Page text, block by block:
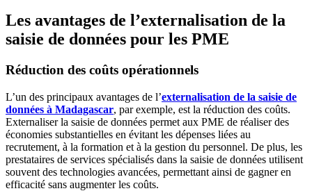
Les avantages de l’externalisation de la
saisie de données pour les PME
Réduction des coûts opérationnels
L’un des principaux avantages de l’externalisation de la saisie de
données à Madagascar, par exemple, est la réduction des coûts.
Externaliser la saisie de données permet aux PME de réaliser des
économies substantielles en évitant les dépenses liées au
recrutement, à la formation et à la gestion du personnel. De plus, les
prestataires de services spécialisés dans la saisie de données utilisent
souvent des technologies avancées, permettant ainsi de gagner en
efficacité sans augmenter les coûts.